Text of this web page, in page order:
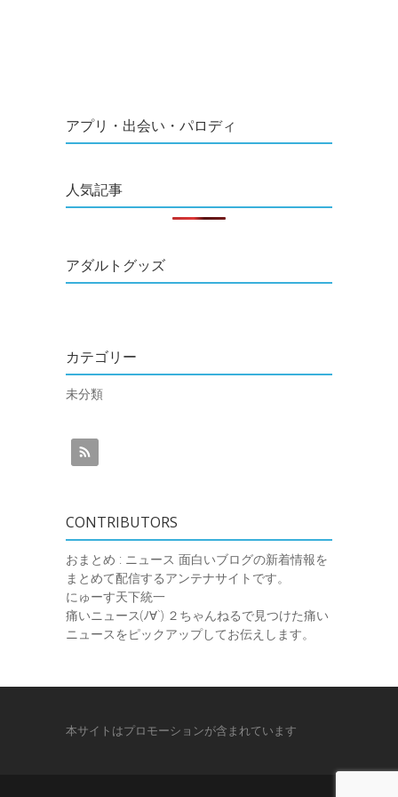
アプリ・出会い・パロディ
人気記事
アダルトグッズ
カテゴリー
未分類
CONTRIBUTORS
おまとめ : ニュース 面白いブログの新着情報を
まとめて配信するアンテナサイトです。
にゅーす天下統一
痛いニュース(ﾉ∀`) ２ちゃんねるで見つけた痛い
ニュースをピックアップしてお伝えします。
本サイトはプロモーションが含まれています